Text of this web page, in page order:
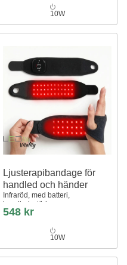
10W
Ljusterapibandage för
handled och händer
Infraröd, med batteri,
handledsstöd
548 kr
10W